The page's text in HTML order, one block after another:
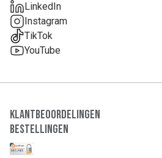
LinkedIn
Instagram
TikTok
YouTube
Klantbeoordelingen
Bestellingen